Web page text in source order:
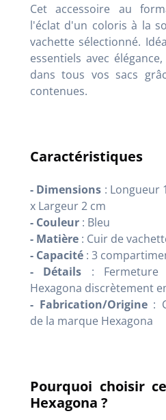
Cet accessoire au
l'éclat d'un coloris à la
vachette sélectionné.
essentiels avec
dans tous vos sacs
contenues.
Caractéristiques
- Dimensions : Longueur
x Largeur 2 cm
- Couleur : Bleu
- Matière : Cuir de
- Capacité : 3
- Détails : Fermeture
Hexagona discrètement
- Fabrication/Origine:
de la marque Hexagona
Pourquoi choisir
Hexagona ?